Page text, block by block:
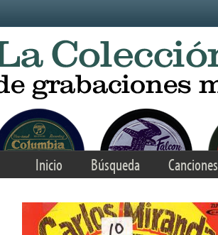
Inicio Búsqueda Canciones